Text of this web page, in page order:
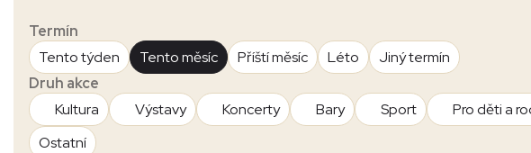
Termín
Tento týden
Tento měsíc Příští měsíc Léto
Jiný termín
Druh akce
Kultura
Výstavy Koncerty Bary Sport Pro děti a
Ostatní